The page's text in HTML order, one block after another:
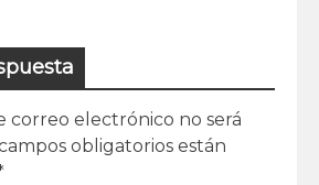
correo electrónico no será
obligatorios están